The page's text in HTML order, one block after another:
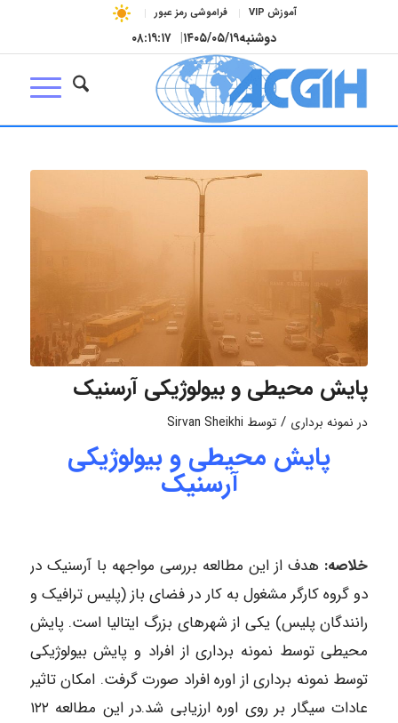
آموزش VIP فراموشی رمز عبور
دوشنبه۱۴۰۵/۰۵/۱۹| ۰۸:۱۹:۱۷
پایش محیطی و بیولوژیکی آرسنیک
در نمونه برداری / توسط Sirvan Sheikhi
پایش محیطی و بیولوژیکی
آرسنیک
خلاصه: هدف از این مطالعه بررسی مواجهه با آرسنیک در
دو گروه کارگر مشغول به کار در فضای باز (پلیس ترافیک و
رانندگان پلیس) یکی از شهرهای بزرگ ایتالیا است. پایش
محیطی توسط نمونه برداری از افراد و پایش بیولوژیکی
توسط نمونه برداری از اوره افراد صورت گرفت. امکان تاثیر
عادات سیگار بر روی اوره ارزیابی شد.در این مطالعه ۱۲۲